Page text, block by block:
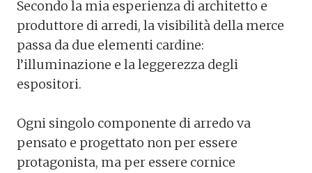
Secondo la mia esperienza di architetto e
produttore di arredi, la visibilità della merce
passa da due elementi cardine:
l’illuminazione e la leggerezza degli
espositori.
Ogni singolo componente di arredo va
pensato e progettato non per essere
protagonista, ma per essere cornice